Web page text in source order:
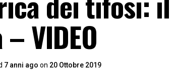
VIDEO
7 anni ago on 20 Ottobre 2019